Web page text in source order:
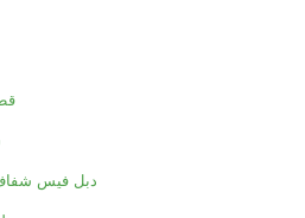
دبل فيس شفاف